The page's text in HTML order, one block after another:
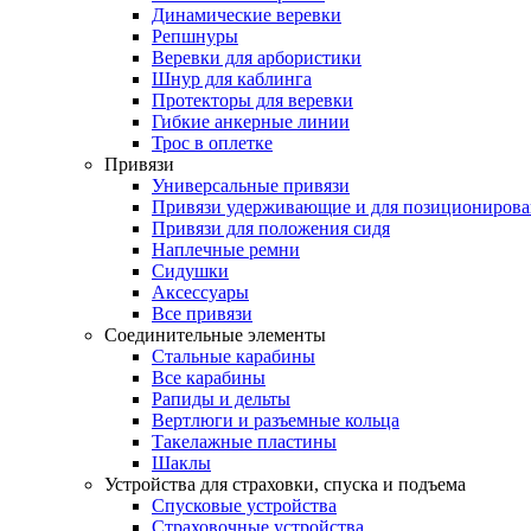
Динамические веревки
Репшнуры
Веревки для арбористики
Шнур для каблинга
Протекторы для веревки
Гибкие анкерные линии
Трос в оплетке
Привязи
Универсальные привязи
Привязи удерживающие и для
Привязи для положения сидя
Наплечные ремни
Сидушки
Аксессуары
Все привязи
Соединительные элементы
Стальные карабины
Все карабины
Рапиды и дельты
Вертлюги и разъемные кольца
Такелажные пластины
Шаклы
Устройства для страховки, спуска и подъема
Спусковые устройства
Страховочные устройства